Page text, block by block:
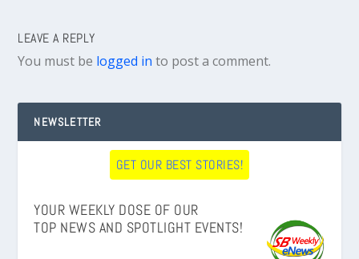
LEAVE A REPLY
You must be logged in to post a comment.
NEWSLETTER
GET OUR BEST STORIES!
YOUR WEEKLY DOSE OF OUR
TOP NEWS AND SPOTLIGHT EVENTS!